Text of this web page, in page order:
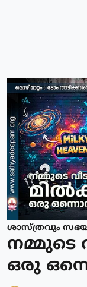
ശാസ്ത്രവും
നമ്മുടെ
ഒരു